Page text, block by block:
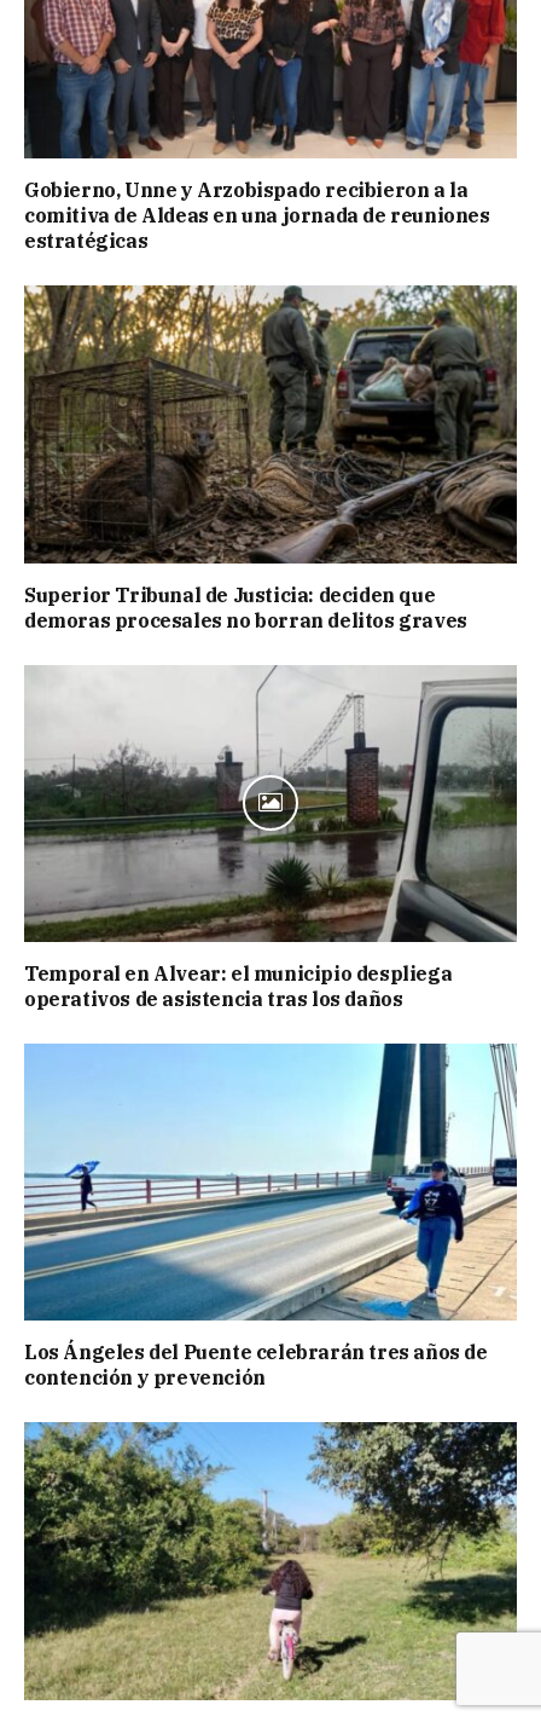
Gobierno, Unne y Arzobispado recibieron a la
comitiva de Aldeas en una jornada de reuniones
estratégicas
Superior Tribunal de Justicia: deciden que
demoras procesales no borran delitos graves
Temporal en Alvear: el municipio despliega
operativos de asistencia tras los daños
Los Ángeles del Puente celebrarán tres años de
contención y prevención